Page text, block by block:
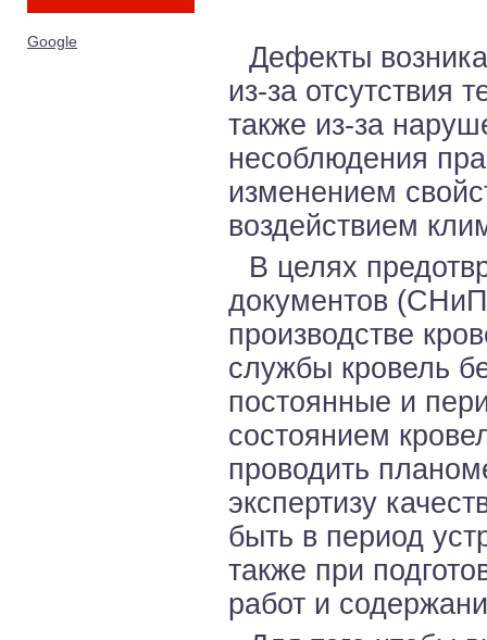
Google
Дефекты
из-за отсутствия
также из-за
несоблюдения
изменением
воздействием
В целях
документов
производстве
службы кровель
постоянные и
состоянием
проводить
экспертизу
быть в период
также при
работ и